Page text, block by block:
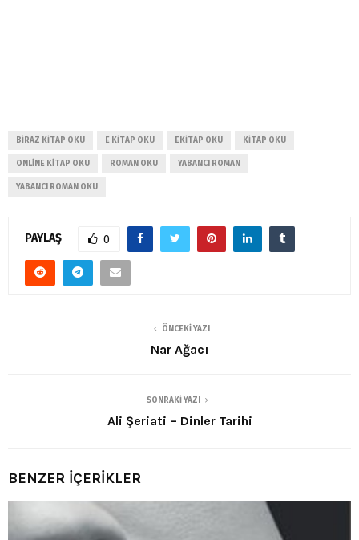
BIRAZ KITAP OKU E KITAP OKU EKITAP OKU KITAP OKU
ONLINE KITAP OKU ROMAN OKU YABANCI ROMAN
YABANCI ROMAN OKU
PAYLAŞ 0
ÖNCEKI YAZI
Nar Ağacı
SONRAKI YAZI
Ali Şeriati – Dinler Tarihi
BENZER İÇERİKLER